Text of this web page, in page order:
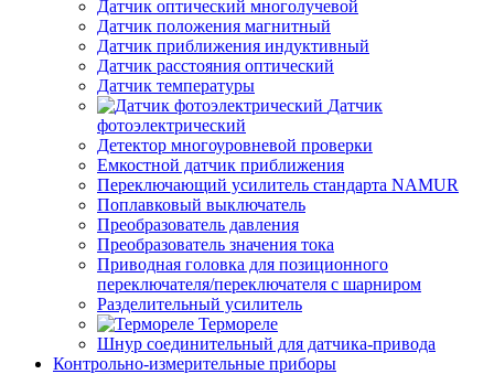
Датчик оптический многолучевой
Датчик положения магнитный
Датчик приближения индуктивный
Датчик расстояния оптический
Датчик температуры
Датчик
фотоэлектрический
Детектор многоуровневой проверки
Емкостной датчик приближения
Переключающий усилитель стандарта NAMUR
Поплавковый выключатель
Преобразователь давления
Преобразователь значения тока
Приводная головка для позиционного
переключателя/переключателя с шарниром
Разделительный усилитель
Термореле
Шнур соединительный для датчика-привода
Контрольно-измерительные приборы